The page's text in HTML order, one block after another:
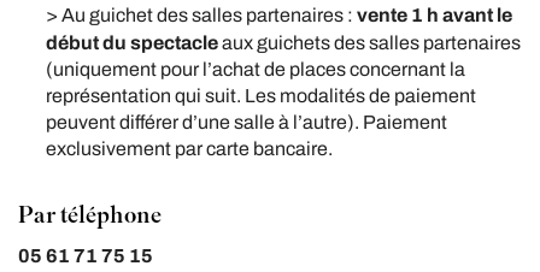
> Au guichet des salles partenaires :vente 1 h avant le
début du spectacleaux guichets des salles partenaires
(uniquement pour l’achat de places concernant la
représentation qui suit. Les modalités de paiement
peuvent différer d’une salle à l’autre). Paiement
exclusivement par carte bancaire.
Par téléphone
05 61 71 75 15